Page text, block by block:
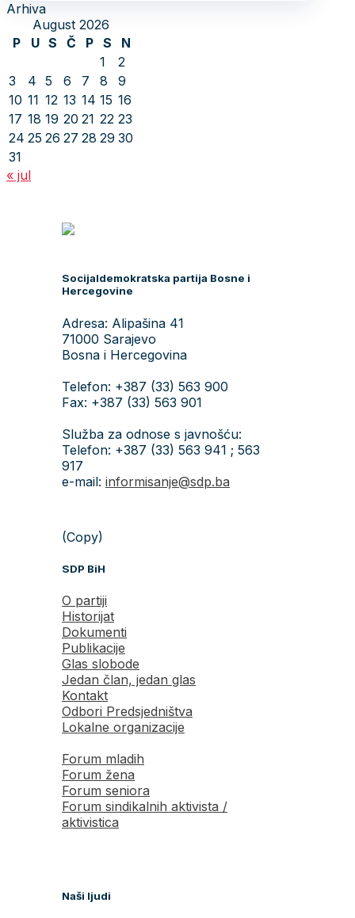
Arhiva
August 2026
P
U S Č P S
N
1
2
3
4 5 6 7 8
9
10 11 12 13 14 15 16
17 18 19 20 21 22 23
24 25 26 27 28 29 30
31
« jul
Socijaldemokratska partija Bosne i
Hercegovine
Adresa: Alipašina 41
71000 Sarajevo
Bosna i Hercegovina
Telefon: +387 (33) 563 900
Fax: +387 (33) 563 901
Služba za odnose s javnošću:
Telefon: +387 (33) 563 941 ; 563
917
e-mail: informisanje@sdp.ba
(Copy)
SDP BiH
O partiji
Historijat
Dokumenti
Publikacije
Glas slobode
Jedan član, jedan glas
Kontakt
Odbori Predsjedništva
Lokalne organizacije
Forum mladih
Forum žena
Forum seniora
Forum sindikalnih aktivista /
aktivistica
Naši ljudi